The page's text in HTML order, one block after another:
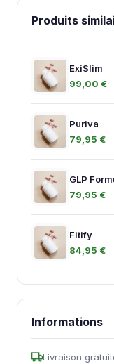
Produits
ExiSlim
99,00 €
Puriva
79,95 €
GLP
79,95 €
Fitify
84,95 €
Informations
Livraison